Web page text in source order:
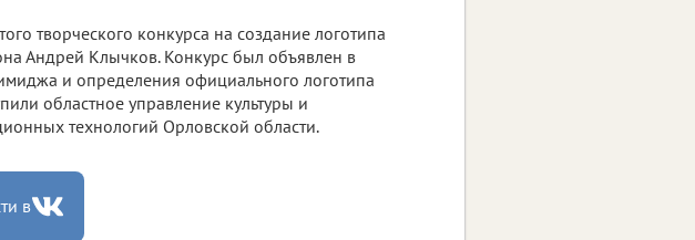
творческого конкурса на создание логотипа
Андрей Клычков. Конкурс был объявлен в
и определения официального логотипа
областное управление культуры и
технологий Орловской области.
в